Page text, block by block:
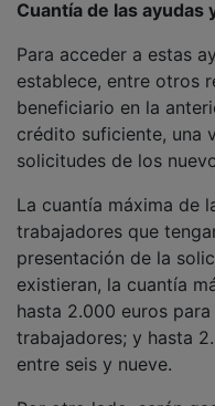
establece, entre otros
beneficiario en la
crédito suficiente, una
solicitudes de los
trabajadores que
presentación de la
existieran, la cuantía
hasta 2.000 euros
trabajadores; y hasta
entre seis y nueve.